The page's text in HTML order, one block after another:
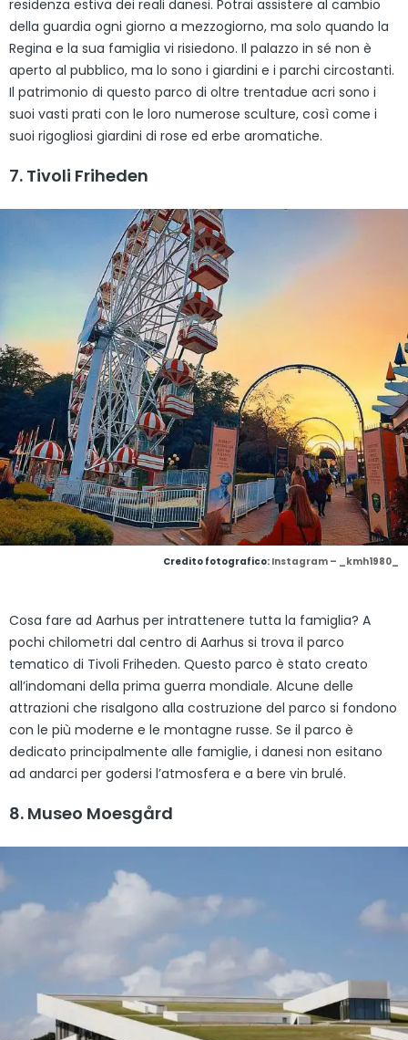
residenza estiva dei reali danesi. Potrai assistere al cambio
della guardia ogni giorno a mezzogiorno, ma solo quando la
Regina e la sua famiglia vi risiedono. Il palazzo in sé non è
aperto al pubblico, ma lo sono i giardini e i parchi circostanti.
Il patrimonio di questo parco di oltre trentadue acri sono i
suoi vasti prati con le loro numerose sculture, così come i
suoi rigogliosi giardini di rose ed erbe aromatiche.
7. Tivoli Friheden
Credito fotografico: Instagram – _kmh1980_
Cosa fare ad Aarhus per intrattenere tutta la famiglia? A
pochi chilometri dal centro di Aarhus si trova il parco
tematico di Tivoli Friheden. Questo parco è stato creato
all’indomani della prima guerra mondiale. Alcune delle
attrazioni che risalgono alla costruzione del parco si fondono
con le più moderne e le montagne russe. Se il parco è
dedicato principalmente alle famiglie, i danesi non esitano
ad andarci per godersi l’atmosfera e a bere vin brulé.
8. Museo Moesgård